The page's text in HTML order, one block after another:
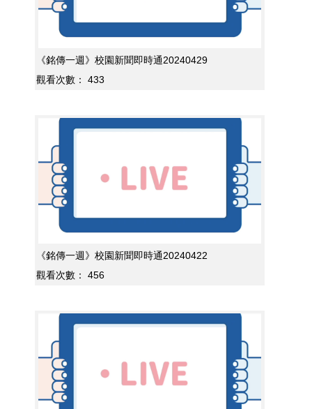
《銘傳一週》校園新聞即時通20240429
觀看次數：
433
《銘傳一週》校園新聞即時通20240422
觀看次數：
456